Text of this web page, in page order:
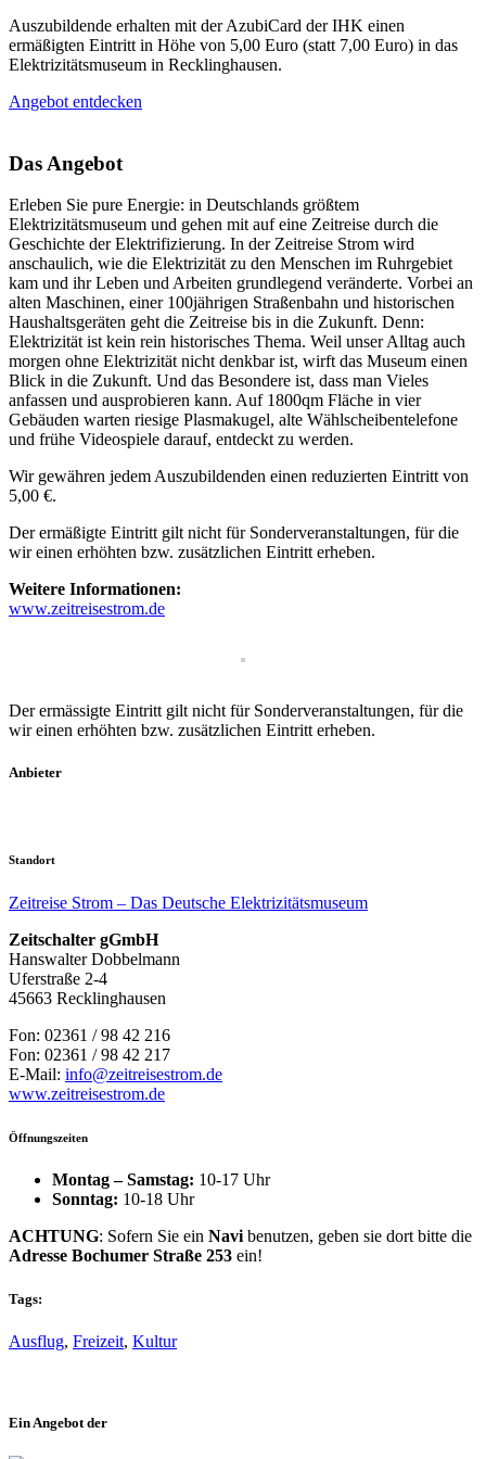
Auszubildende erhalten mit der AzubiCard der IHK einen
ermäßigten Eintritt in Höhe von 5,00 Euro (statt 7,00 Euro) in das
Elektrizitätsmuseum in Recklinghausen.
Angebot entdecken
Das Angebot
Erleben Sie pure Energie: in Deutschlands größtem
Elektrizitätsmuseum und gehen mit auf eine Zeitreise durch die
Geschichte der Elektrifizierung. In der Zeitreise Strom wird
anschaulich, wie die Elektrizität zu den Menschen im Ruhrgebiet
kam und ihr Leben und Arbeiten grundlegend veränderte. Vorbei an
alten Maschinen, einer 100jährigen Straßenbahn und historischen
Haushaltsgeräten geht die Zeitreise bis in die Zukunft. Denn:
Elektrizität ist kein rein historisches Thema. Weil unser Alltag auch
morgen ohne Elektrizität nicht denkbar ist, wirft das Museum einen
Blick in die Zukunft. Und das Besondere ist, dass man Vieles
anfassen und ausprobieren kann. Auf 1800qm Fläche in vier
Gebäuden warten riesige Plasmakugel, alte Wählscheibentelefone
und frühe Videospiele darauf, entdeckt zu werden.
Wir gewähren jedem Auszubildenden einen reduzierten Eintritt von
5,00 €.
Der ermäßigte Eintritt gilt nicht für Sonderveranstaltungen, für die
wir einen erhöhten bzw. zusätzlichen Eintritt erheben.
Weitere Informationen:
www.zeitreisestrom.de
Der ermässigte Eintritt gilt nicht für Sonderveranstaltungen, für die
wir einen erhöhten bzw. zusätzlichen Eintritt erheben.
Anbieter
Standort
Zeitreise Strom – Das Deutsche Elektrizitätsmuseum
Zeitschalter gGmbH
Hanswalter Dobbelmann
Uferstraße 2-4
45663 Recklinghausen
Fon: 02361 / 98 42 216
Fon: 02361 / 98 42 217
E-Mail: info@zeitreisestrom.de
www.zeitreisestrom.de
Öffnungszeiten
Montag – Samstag: 10-17 Uhr
Sonntag: 10-18 Uhr
ACHTUNG: Sofern Sie ein Navibenutzen, geben sie dort bitte die
Adresse Bochumer Straße 253 ein!
Tags:
Ausflug, Freizeit, Kultur
Ein Angebot der